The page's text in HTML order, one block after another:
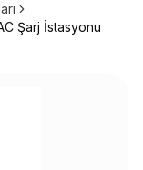
Şarj İstasyonu